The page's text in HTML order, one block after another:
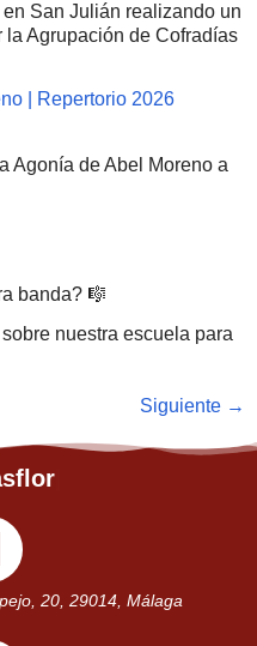
San Julián realizando un
Agrupación de Cofradías
| Repertorio 2026
Agonía de Abel Moreno a
banda? 🎼
nuestra escuela para
Siguiente →
20, 29014, Málaga